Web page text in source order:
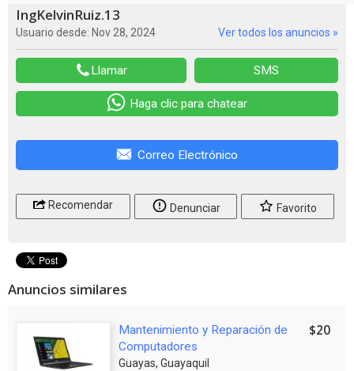
IngKelvinRuiz.13
Usuario desde: Nov 28, 2024 Ver todos los anuncios »
Llamar SMS
Haga clic para chatear
Correo Electrónico
Recomendar Denunciar Favorito
Anuncios similares
Mantenimiento y Reparación de
Computadores
Guayas, Guayaquil
$20